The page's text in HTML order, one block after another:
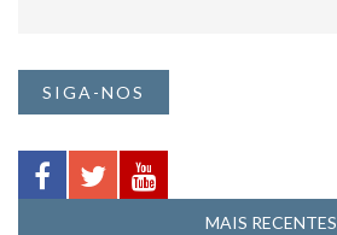
SIGA-NOS
MAIS RECENTES